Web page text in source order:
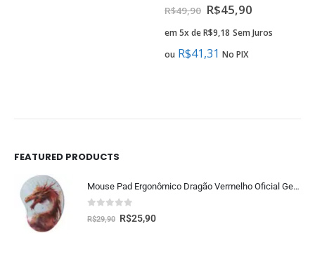
fora de 5
R$49,90 R$45,90
em 5x deR$9,18 Sem Juros
ou R$41,31 No PIX
FEATURED PRODUCTS
Mouse Pad Ergonômico Dragão Vermelho Oficial Geek Vip
fora de 5
R$29,90 R$25,90